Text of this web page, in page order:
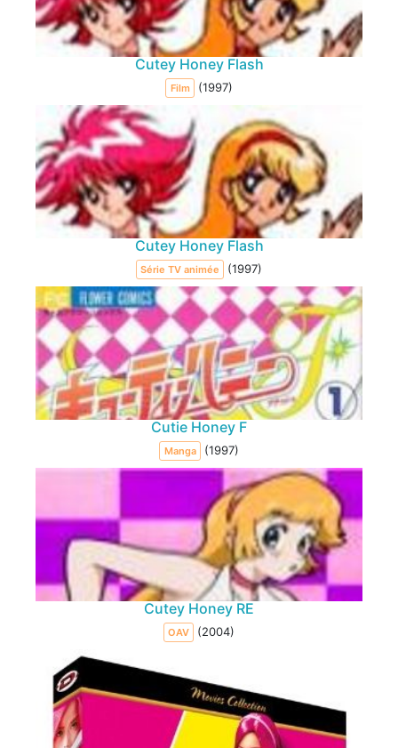
Cutey Honey Flash
Film (1997)
Cutey Honey Flash
Série TV animée (1997)
Cutie Honey F
Manga (1997)
Cutey Honey RE
OAV (2004)